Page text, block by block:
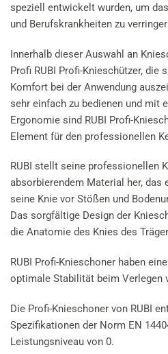
speziell entwickelt wurden, um
und Berufskrankheiten zu
Innerhalb dieser Auswahl an
Profi RUBI Profi-Knieschützer, die
Komfort bei der Anwendung
sehr einfach zu bedienen und mit
Ergonomie sind RUBI Profi-
Element für den professionellen
RUBI stellt seine professionellen
absorbierendem Material her, das
seine Knie vor Stößen und
Das sorgfältige Design der
die Anatomie des Knies des
RUBI Profi-Knieschoner haben
optimale Stabilität beim Verlegen
Die Profi-Knieschoner von RUBI
Spezifikationen der Norm EN
Leistungsniveau von 0.